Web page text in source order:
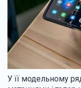
У її модельному